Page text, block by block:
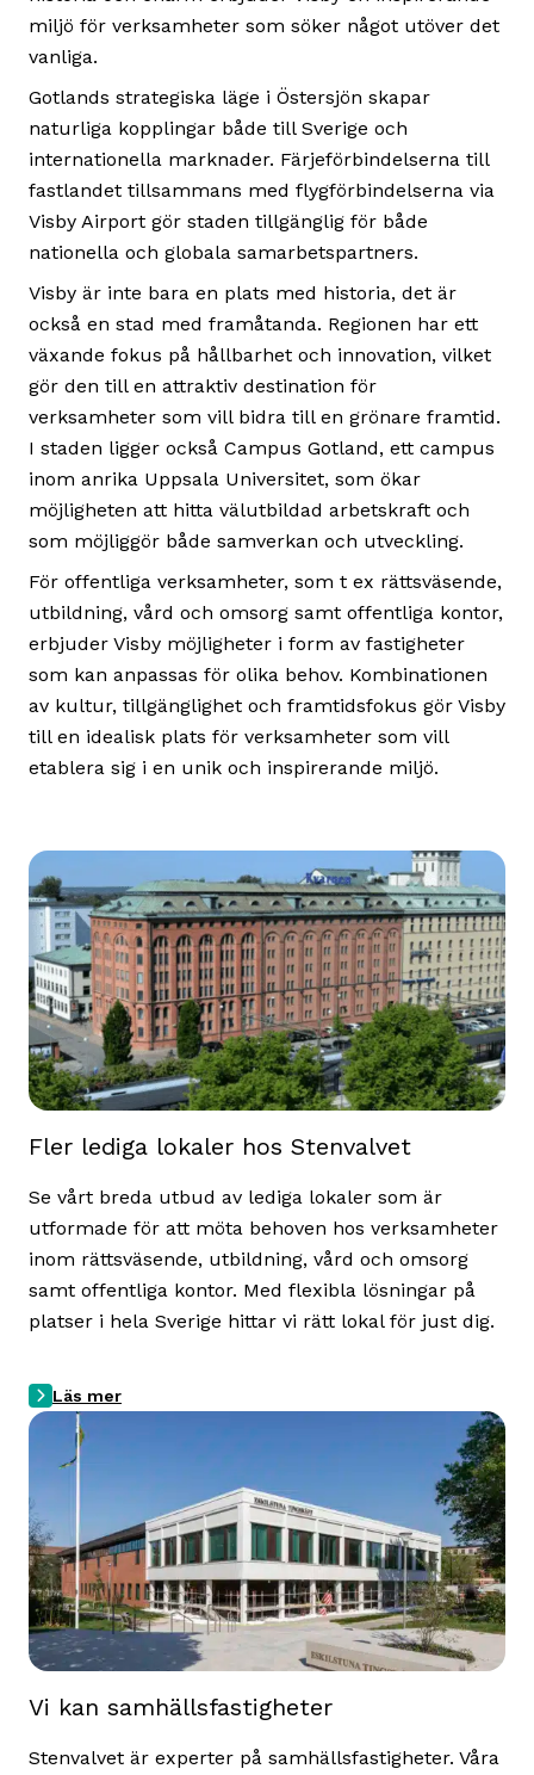
miljö för verksamheter som söker något utöver det
vanliga.
Gotlands strategiska läge i Östersjön skapar
naturliga kopplingar både till Sverige och
internationella marknader. Färjeförbindelserna till
fastlandet tillsammans med flygförbindelserna via
Visby Airport gör staden tillgänglig för både
nationella och globala samarbetspartners.
Visby är inte bara en plats med historia, det är
också en stad med framåtanda. Regionen har ett
växande fokus på hållbarhet och innovation, vilket
gör den till en attraktiv destination för
verksamheter som vill bidra till en grönare framtid.
I staden ligger också Campus Gotland, ett campus
inom anrika Uppsala Universitet, som ökar
möjligheten att hitta välutbildad arbetskraft och
som möjliggör både samverkan och utveckling.
För offentliga verksamheter, som t ex rättsväsende,
utbildning, vård och omsorg samt offentliga kontor,
erbjuder Visby möjligheter i form av fastigheter
som kan anpassas för olika behov. Kombinationen
av kultur, tillgänglighet och framtidsfokus gör Visby
till en idealisk plats för verksamheter som vill
etablera sig i en unik och inspirerande miljö.
Fler lediga lokaler hos Stenvalvet
Se vårt breda utbud av lediga lokaler som är
utformade för att möta behoven hos verksamheter
inom rättsväsende, utbildning, vård och omsorg
samt offentliga kontor. Med flexibla lösningar på
platser i hela Sverige hittar vi rätt lokal för just dig.
Läs mer
Vi kan samhällsfastigheter
Stenvalvet är experter på samhällsfastigheter. Våra